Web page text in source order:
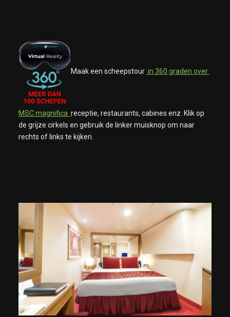
Maak een scheepstour in 360 graden over
MSC magnifica receptie, restaurants, cabines enz. Klik op
de grijze cirkels en gebruik de linker muisknop om naar
rechts of links te kijken.